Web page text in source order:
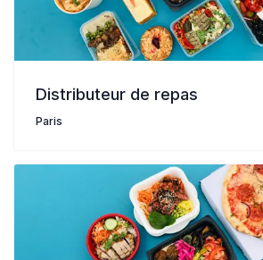
Distributeur de repas
Paris